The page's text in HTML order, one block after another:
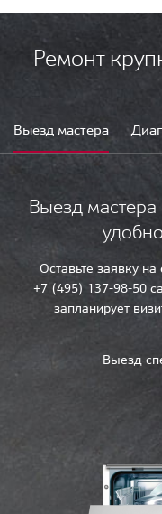
Ремонт
Выезд мастера
Выезд мастера
Оставьте заявку
+7 (495) 137-98-50
запланирует
Выезд